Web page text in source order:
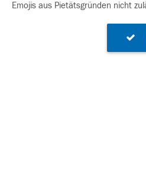
Emojis aus Pietätsgründen nicht